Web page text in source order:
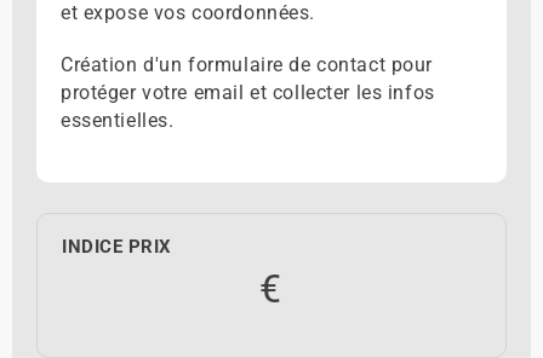
et expose vos coordonnées.
Création d'un formulaire de contact pour
protéger votre email et collecter les infos
essentielles.
INDICE PRIX
€